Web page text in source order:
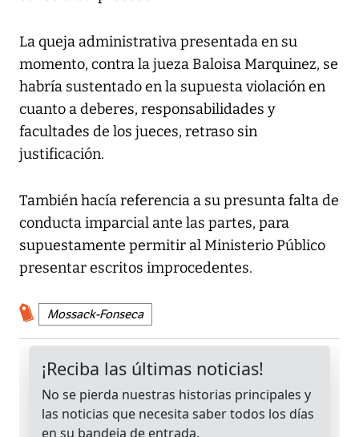
La queja administrativa presentada en su
momento, contra la jueza Baloisa Marquinez, se
habría sustentado en la supuesta violación en
cuanto a deberes, responsabilidades y
facultades de los jueces, retraso sin
justificación.
También hacía referencia a su presunta falta de
conducta imparcial ante las partes, para
supuestamente permitir al Ministerio Público
presentar escritos improcedentes.
Mossack-Fonseca